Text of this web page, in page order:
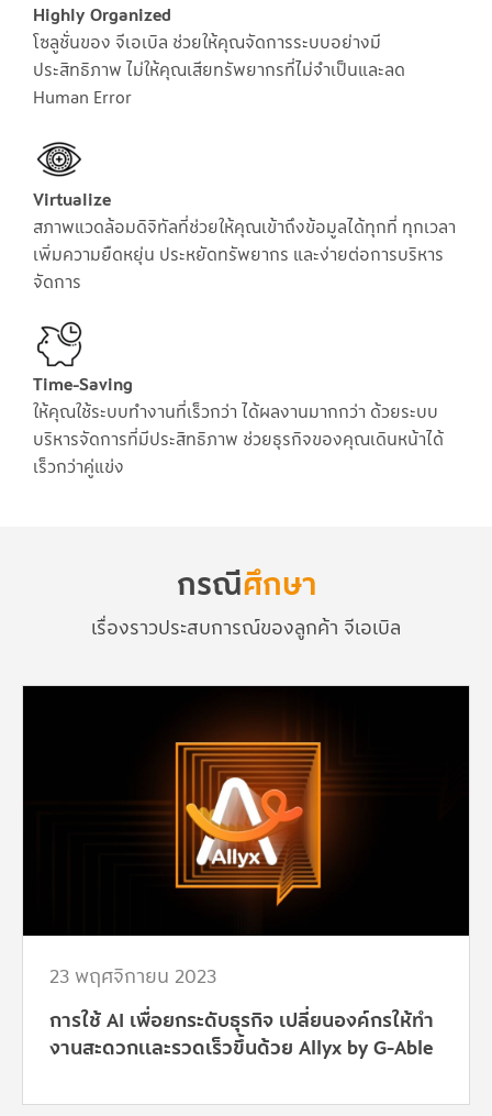
Highly Organized
โซลูชั่นของ จีเอเบิล ช่วยให้คุณจัดการระบบอย่างมี
ประสิทธิภาพ ไม่ให้คุณเสียทรัพยากรที่ไม่จำเป็นและลด
Human Error
Virtualize
สภาพแวดล้อมดิจิทัลที่ช่วยให้คุณเข้าถึงข้อมูลได้ทุกที่ ทุกเวลา
เพิ่มความยืดหยุ่น ประหยัดทรัพยากร และง่ายต่อการบริหาร
จัดการ
Time-Saving
ให้คุณใช้ระบบทำงานที่เร็วกว่า ได้ผลงานมากกว่า ด้วยระบบ
บริหารจัดการที่มีประสิทธิภาพ ช่วยธุรกิจของคุณเดินหน้าได้
เร็วกว่าคู่แข่ง
กรณีศึกษา
เรื่องราวประสบการณ์ของลูกค้า จีเอเบิล
23 พฤศจิกายน 2023
การใช้ AI เพื่อยกระดับธุรกิจ เปลี่ยนองค์กรให้ทำ
งานสะดวกเเละรวดเร็วขึ้นด้วย Allyx by G-Able